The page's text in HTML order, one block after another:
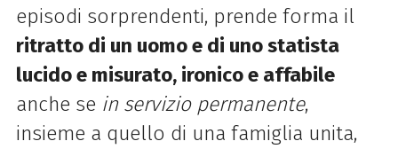
episodi sorprendenti, prende forma il
ritratto di un uomo e di uno statista
lucido e misurato, ironico e affabile
anche se in servizio permanente,
insieme a quello di una famiglia unita,